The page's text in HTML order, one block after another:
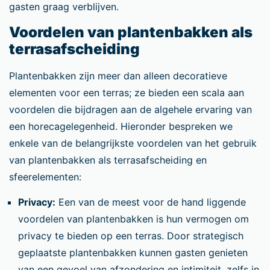
gasten graag verblijven.
Voordelen van plantenbakken als
terrasafscheiding
Plantenbakken zijn meer dan alleen decoratieve
elementen voor een terras; ze bieden een scala aan
voordelen die bijdragen aan de algehele ervaring van
een horecagelegenheid. Hieronder bespreken we
enkele van de belangrijkste voordelen van het gebruik
van plantenbakken als terrasafscheiding en
sfeerelementen:
Privacy: Een van de meest voor de hand liggende
voordelen van plantenbakken is hun vermogen om
privacy te bieden op een terras. Door strategisch
geplaatste plantenbakken kunnen gasten genieten